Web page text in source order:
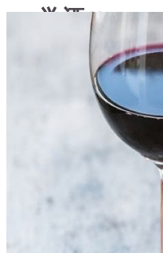
学酒
基础知识
品种
年份
酒具周边
投资收藏
留学教育
知味荐酒
基础知识
品种
年份
酒具周边